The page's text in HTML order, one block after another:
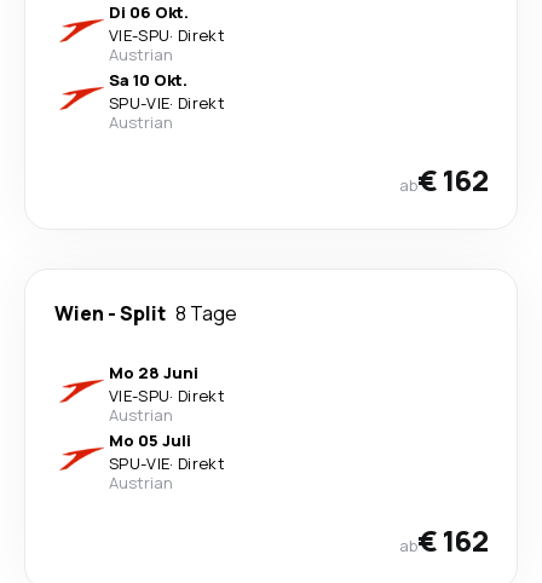
Di 06 Okt.
VIE-SPU· Direkt
Austrian
Sa 10 Okt.
SPU-VIE· Direkt
Austrian
ab€ 162
Wien -Split 8 Tage
Mo 28 Juni
VIE-SPU· Direkt
Austrian
Mo 05 Juli
SPU-VIE· Direkt
Austrian
ab€ 162